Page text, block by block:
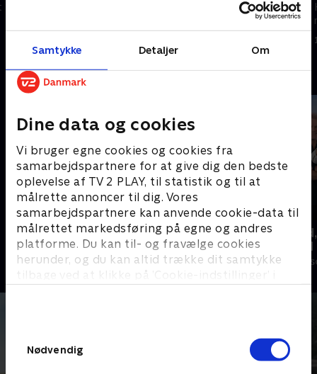
Samtykke Detaljer Om
Dine data og cookies
Vi bruger egne cookies og cookies fra
samarbejdspartnere for at give dig den bedste
oplevelse af TV 2 PLAY, til statistik og til at
målrette annoncer til dig. Vores
samarbejdspartnere kan anvende cookie-data til
målrettet markedsføring på egne og andres
platforme. Du kan til- og fravælge cookies
herunder, og du kan altid trække dit samtykke
tilbage ved at klikke på ’Cookie-indstillinger’ i
Nødvendig
Brohave med til Aalborg.
Albert Rosin Harson og
skolelærer og professionel
danser Jenna Bagge med til
solskinsøen, Bornholm.
Andre så også
Linde på Langeland
Livsstil • 5 sæsoner
beliggenhed
Livsstil • 18